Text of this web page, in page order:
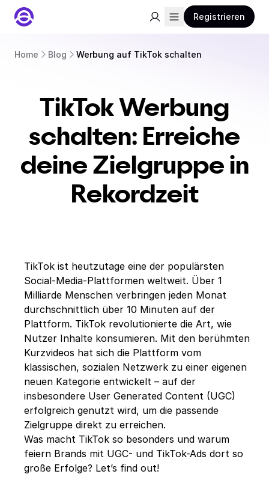
Registrieren
Home Blog Werbung auf TikTok schalten
TikTok Werbung
schalten: Erreiche
deine Zielgruppe in
Rekordzeit
TikTok ist heutzutage eine der populärsten
Social-Media-Plattformen weltweit. Über 1
Milliarde Menschen verbringen jeden Monat
durchschnittlich über 10 Minuten auf der
Plattform. TikTok revolutionierte die Art, wie
Nutzer Inhalte konsumieren. Mit den berühmten
Kurzvideos hat sich die Plattform vom
klassischen, sozialen Netzwerk zu einer eigenen
neuen Kategorie entwickelt – auf der
insbesondere User Generated Content (UGC)
erfolgreich genutzt wird, um die passende
Zielgruppe direkt zu erreichen.
Was macht TikTok so besonders und warum
feiern Brands mit UGC- und TikTok-Ads dort so
große Erfolge? Let’s find out!